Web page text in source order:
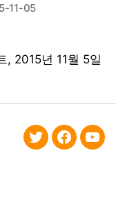
11-05
, 2015년 11월 5일
twitter